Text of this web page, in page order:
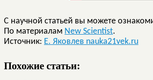
С научной статьей вы можете
По материалам New Scientist.
Источник: Е. Яковлев nauka21vek.ru
Похожие статьи: